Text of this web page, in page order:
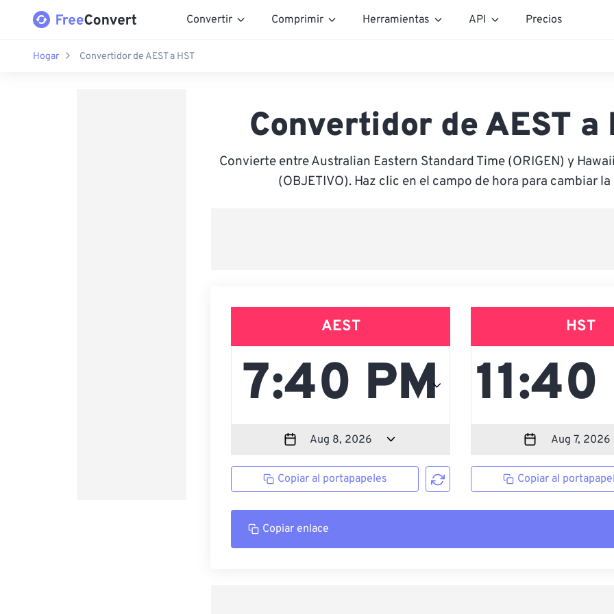
Convertir Comprimir Herramientas API Precios
Hogar Convertidor de AEST a HST
Convertidor de AEST a
Convierte entre Australian Eastern Standard Time (ORIGEN) y
(OBJETIVO). Haz clic en el campo de hora para cambiar la
AEST
Copiar al portapapeles
HST
Copiar al
Copiar enlace